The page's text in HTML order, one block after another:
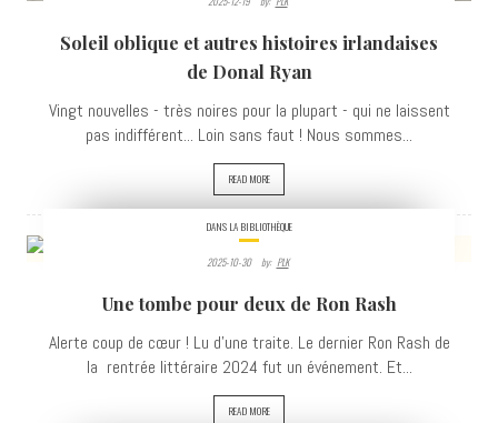
Soleil oblique et autres histoires irlandaises
de Donal Ryan
Vingt nouvelles - très noires pour la plupart - qui ne laissent
pas indifférent... Loin sans faut ! Nous sommes...
READ MORE
DANS LA BIBLIOTHÈQUE
2025-10-30 By: PLK
Une tombe pour deux de Ron Rash
Alerte coup de cœur ! Lu d’une traite. Le dernier Ron Rash de
la rentrée littéraire 2024 fut un événement. Et...
READ MORE